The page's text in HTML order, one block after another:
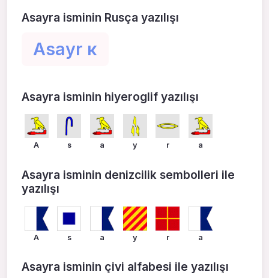
Asayra isminin Rusça yazılışı
Asayr к
Asayra isminin hiyeroglif yazılışı
A s a y r a
Asayra isminin denizcilik sembolleri ile
yazılışı
A s a y r a
Asayra isminin çivi alfabesi ile yazılışı